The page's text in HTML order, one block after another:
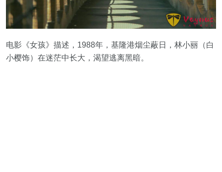
电影《女孩》描述，1988年，基隆港烟尘蔽日，林小丽（白
小樱饰）在迷茫中长大，渴望逃离黑暗。